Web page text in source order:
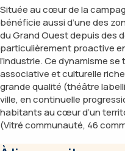
Située au cœur de la
bénéficie aussi d’une des
du Grand Ouest depuis des
particulièrement proactive
l’industrie. Ce dynamisme
associative et culturelle
grande qualité (théâtre
ville, en continuelle
habitants au cœur d’un
(Vitré communauté, 46